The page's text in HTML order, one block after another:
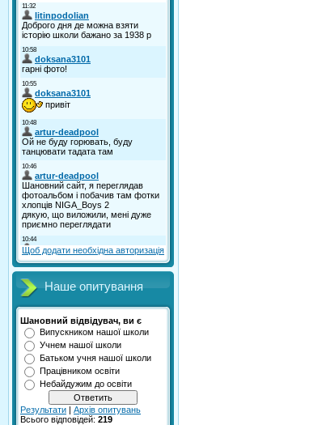
Щоб додати необхідна авторизація
Наше опитування
Шановний відвідувач, ви є
Випускником нашої школи
Учнем нашої школи
Батьком учня нашої школи
Працівником освіти
Небайдужим до освіти
Результати | Архів опитувань
Всього відповідей: 219